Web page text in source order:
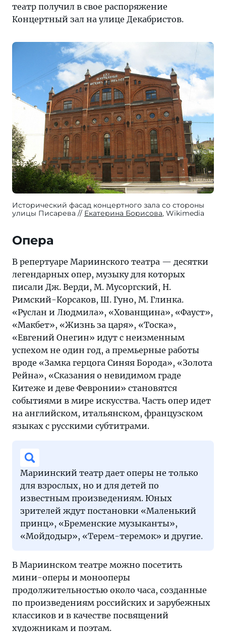
театр получил в свое распоряжение
Концертный зал на улице Декабристов.
Исторический фасад концертного зала со стороны
улицы Писарева
Екатерина Борисова, Wikimedia
Опера
В репертуаре Мариинского театра — десятки
легендарных опер, музыку для которых
писали Дж. Верди, М. Мусоргский, Н.
Римский-Корсаков, Ш. Гуно, М. Глинка.
«Руслан и Людмила», «Хованщина», «Фауст»,
«Макбет», «Жизнь за царя», «Тоска»,
«Евгений Онегин» идут с неизменным
успехом не один год, а премьерные работы
вроде «Замка герцога Синяя Борода», «Золота
Рейна», «Сказания о невидимом граде
Китеже и деве Февронии» становятся
событиями в мире искусства. Часть опер идет
на английском, итальянском, французском
языках с русскими субтитрами.
Мариинский театр дает оперы не только
для взрослых, но и для детей по
известным произведениям. Юных
зрителей ждут постановки «Маленький
принц», «Бременские музыканты»,
«Мойдодыр», «Терем-теремок» и другие.
В Мариинском театре можно посетить
мини-оперы и монооперы
продолжительностью около часа, созданные
по произведениям российских и зарубежных
классиков и в качестве посвящений
художникам и поэтам.